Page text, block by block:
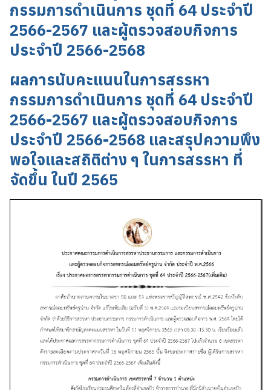
กรรมการดำเนินการ ชุดที่ 64 ประจำปี
2566-2567 และผู้ตรวจสอบกิจการ
ประจำปี 2566-2568
ผลการนับคะแนนในการสรรหา
กรรมการดำเนินการ ชุดที่ 64 ประจำปี
2566-2567 และผู้ตรวจสอบกิจการ
ประจำปี 2566-2568 และสรุปความพึง
พอใจและสถิติต่าง ๆ ในการสรรหา ที่
จัดขึ้น ในปี 2565